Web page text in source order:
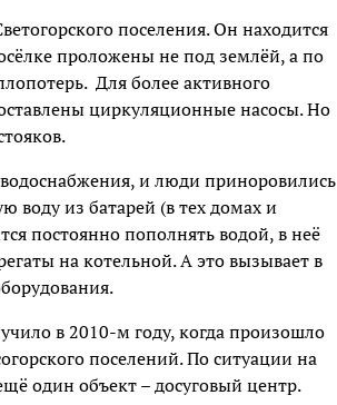
поселения. Он находится
проложены не под землёй, а по
Для более активного
циркуляционные насосы. Но
и люди приноровились
воду из батарей (в тех домах и
постоянно пополнять водой, в неё
на котельной. А это вызывает в
в 2010-м году, когда произошло
поселений. По ситуации на
один объект – досуговый центр.